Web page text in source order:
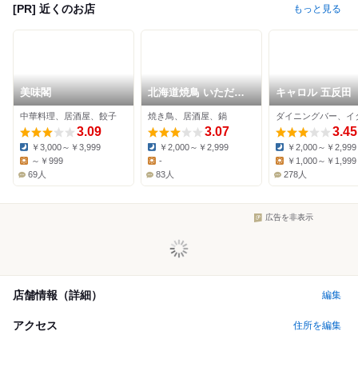
[PR] 近くのお店 もっと見る
美味閣
中華料理、居酒屋、餃子
3.09
Dinner:
￥3,000～￥3,999
Lunch:
～￥999
69人
北海道焼鳥 いただき
コッコちゃん 五反田
店
焼き鳥、居酒屋、鍋
3.07
Dinner:
￥2,000～￥2,999
Lunch:
-
83人
キャロル 五反田
3.45
Dinner:
￥2,000～￥2,999
￥1,000～￥1,999
278人
広告を非表示
店舗情報（詳細） 編集
アクセス 住所を編集